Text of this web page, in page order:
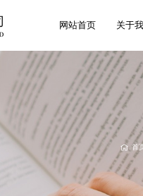
网站首页 关于
首